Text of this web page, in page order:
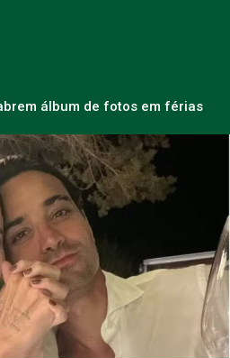
álbum de fotos em férias